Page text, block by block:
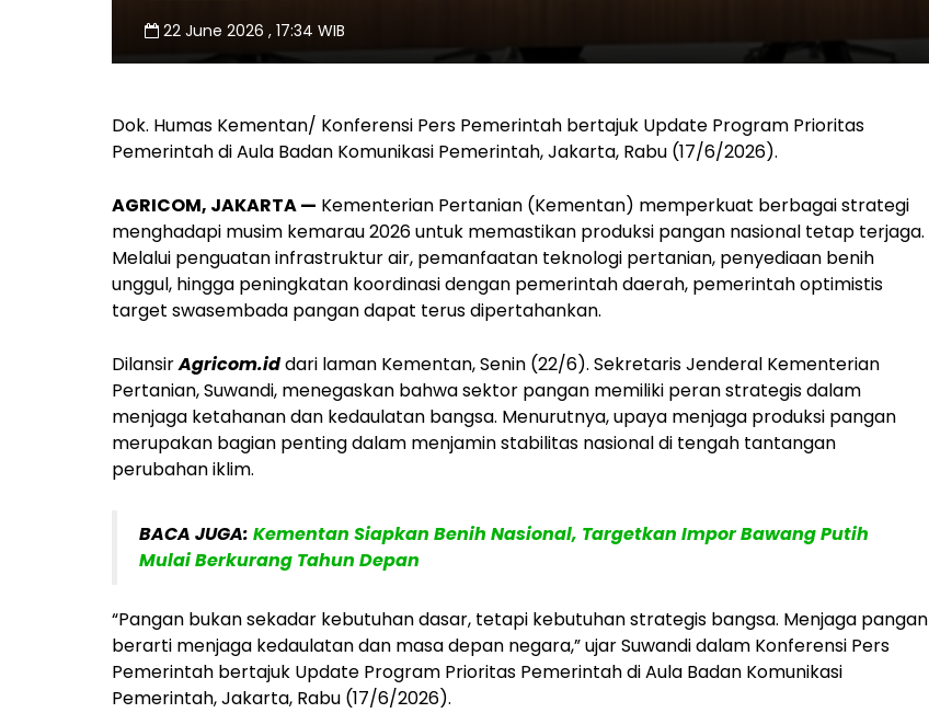
22 June 2026 , 17:34 WIB
Dok. Humas Kementan/ Konferensi Pers Pemerintah bertajuk Update Program Prioritas
Pemerintah di Aula Badan Komunikasi Pemerintah, Jakarta, Rabu (17/6/2026).
AGRICOM, JAKARTA — Kementerian Pertanian (Kementan) memperkuat berbagai strategi
menghadapi musim kemarau 2026 untuk memastikan produksi pangan nasional tetap terjaga.
Melalui penguatan infrastruktur air, pemanfaatan teknologi pertanian, penyediaan benih
unggul, hingga peningkatan koordinasi dengan pemerintah daerah, pemerintah optimistis
target swasembada pangan dapat terus dipertahankan.
DilansirAgricom.iddari laman Kementan, Senin (22/6). Sekretaris Jenderal Kementerian
Pertanian, Suwandi, menegaskan bahwa sektor pangan memiliki peran strategis dalam
menjaga ketahanan dan kedaulatan bangsa. Menurutnya, upaya menjaga produksi pangan
merupakan bagian penting dalam menjamin stabilitas nasional di tengah tantangan
perubahan iklim.
BACA JUGA: Kementan Siapkan Benih Nasional, Targetkan Impor Bawang Putih
Mulai Berkurang Tahun Depan
“Pangan bukan sekadar kebutuhan dasar, tetapi kebutuhan strategis bangsa. Menjaga pangan
berarti menjaga kedaulatan dan masa depan negara,” ujar Suwandi dalam Konferensi Pers
Pemerintah bertajuk Update Program Prioritas Pemerintah di Aula Badan Komunikasi
Pemerintah, Jakarta, Rabu (17/6/2026).